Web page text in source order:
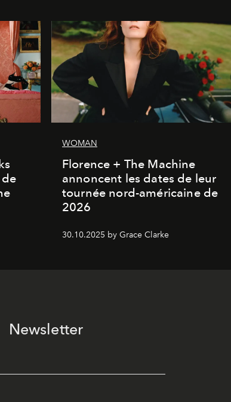
WOMAN
Florence + The Machine
annoncent les dates de leur
tournée nord-américaine de
2026
30.10.2025 by Grace Clarke
Newsletter